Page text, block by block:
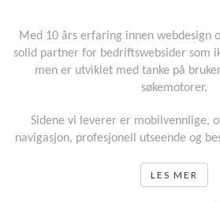
Med 10 års erfaring innen webdesign
solid partner for bedriftswebsider som
men er utviklet med tanke på
søkemotorer.
Sidene vi leverer er mobilvennlige,
navigasjon, profesjonell utseende og
LES MER